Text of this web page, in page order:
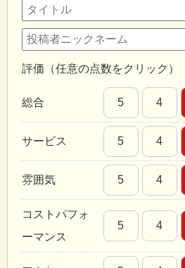
評価（任意の点数をクリック）
総合 5 4
サービス 5 4
雰囲気 5 4
コストパフォ
ーマンス
5 4